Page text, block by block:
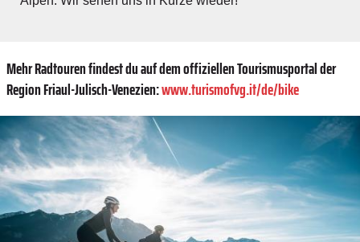
Mehr Radtouren findest du auf dem offiziellen Tourismusportal der
Region Friaul-Julisch-Venezien:www.turismofvg.it/de/bike